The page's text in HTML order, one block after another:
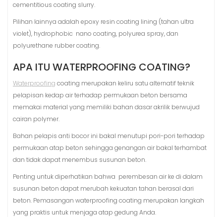
cementitious coating slurry.
Pilihan lainnya adalah epoxy resin coating lining (tahan ultra
violet), hydrophobic nano coating, polyurea spray, dan
polyurethane rubber coating.
APA ITU WATERPROOFING COATING?
Waterproofing coating merupakan keliru satu alternatif teknik
pelapisan kedap air terhadap permukaan beton bersama
memakai material yang memiliki bahan dasar akrilik berwujud
cairan polymer.
Bahan pelapis anti bocor ini bakal menutupi pori-pori terhadap
permukaan atap beton sehingga genangan air bakal terhambat
dan tidak dapat menembus susunan beton.
Penting untuk diperhatikan bahwa perembesan air ke di dalam
susunan beton dapat merubah kekuatan tahan berasal dari
beton. Pemasangan waterproofing coating merupakan langkah
yang praktis untuk menjaga atap gedung Anda.